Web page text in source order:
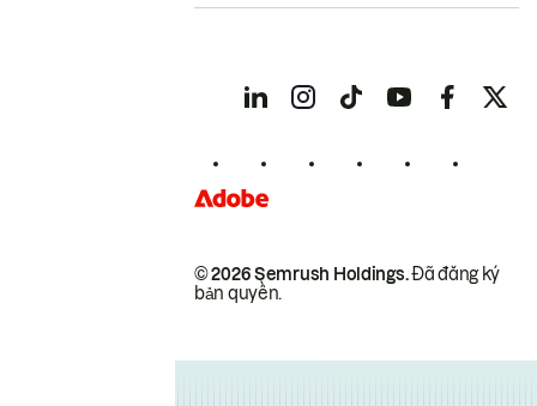
© 2026 Semrush Holdings.Đã đăng ký
bản quyền.